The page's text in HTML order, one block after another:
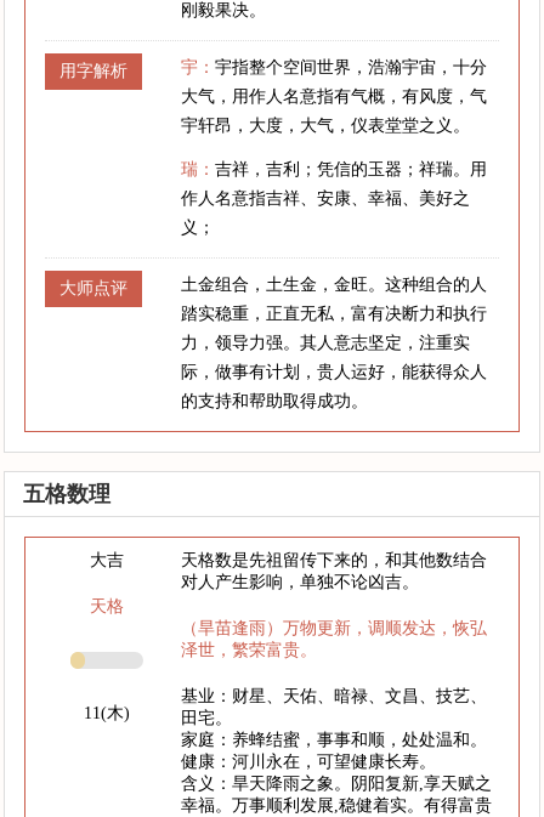
刚毅果决。
用字解析 宇：宇指整个空间世界，浩瀚宇宙，十分
大气，用作人名意指有气概，有风度，气
宇轩昂，大度，大气，仪表堂堂之义。
瑞：吉祥，吉利；凭信的玉器；祥瑞。用
作人名意指吉祥、安康、幸福、美好之
义；
大师点评
土金组合，土生金，金旺。这种组合的人
踏实稳重，正直无私，富有决断力和执行
力，领导力强。其人意志坚定，注重实
际，做事有计划，贵人运好，能获得众人
的支持和帮助取得成功。
五格数理
大吉
天格
11(木)
天格数是先祖留传下来的，和其他数结合
对人产生影响，单独不论凶吉。
（旱苗逢雨）万物更新，调顺发达，恢弘
泽世，繁荣富贵。
基业：财星、天佑、暗禄、文昌、技艺、
田宅。
家庭：养蜂结蜜，事事和顺，处处温和。
健康：河川永在，可望健康长寿。
含义：旱天降雨之象。阴阳复新,享天赋之
幸福。万事顺利发展,稳健着实。有得富贵